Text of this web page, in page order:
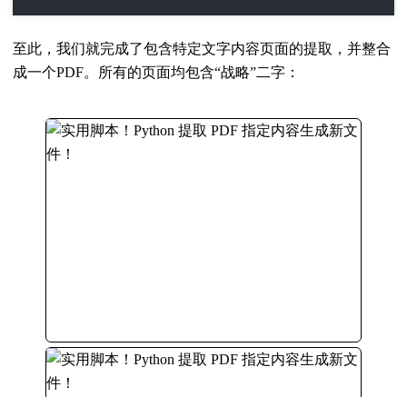
至此， 我们就完成了包含特定文字内容页面的提取，并整合
成一个PDF。所有的页面均包含“战略”二字：